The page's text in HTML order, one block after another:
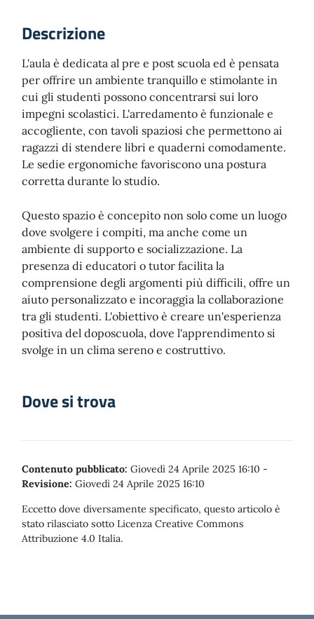
Descrizione
L'aula è dedicata al pre e post scuola ed è pensata
per offrire un ambiente tranquillo e stimolante in
cui gli studenti possono concentrarsi sui loro
impegni scolastici. L'arredamento è funzionale e
accogliente, con tavoli spaziosi che permettono ai
ragazzi di stendere libri e quaderni comodamente.
Le sedie ergonomiche favoriscono una postura
corretta durante lo studio.
Questo spazio è concepito non solo come un luogo
dove svolgere i compiti, ma anche come un
ambiente di supporto e socializzazione. La
presenza di educatori o tutor facilita la
comprensione degli argomenti più difficili, offre un
aiuto personalizzato e incoraggia la collaborazione
tra gli studenti. L'obiettivo è creare un'esperienza
positiva del doposcuola, dove l'apprendimento si
svolge in un clima sereno e costruttivo.
Dove si trova
Contenuto pubblicato: Giovedì 24 Aprile 2025 16:10 -
Revisione: Giovedì 24 Aprile 2025 16:10
Eccetto dove diversamente specificato, questo articolo è
stato rilasciato sotto Licenza Creative Commons
Attribuzione 4.0 Italia.